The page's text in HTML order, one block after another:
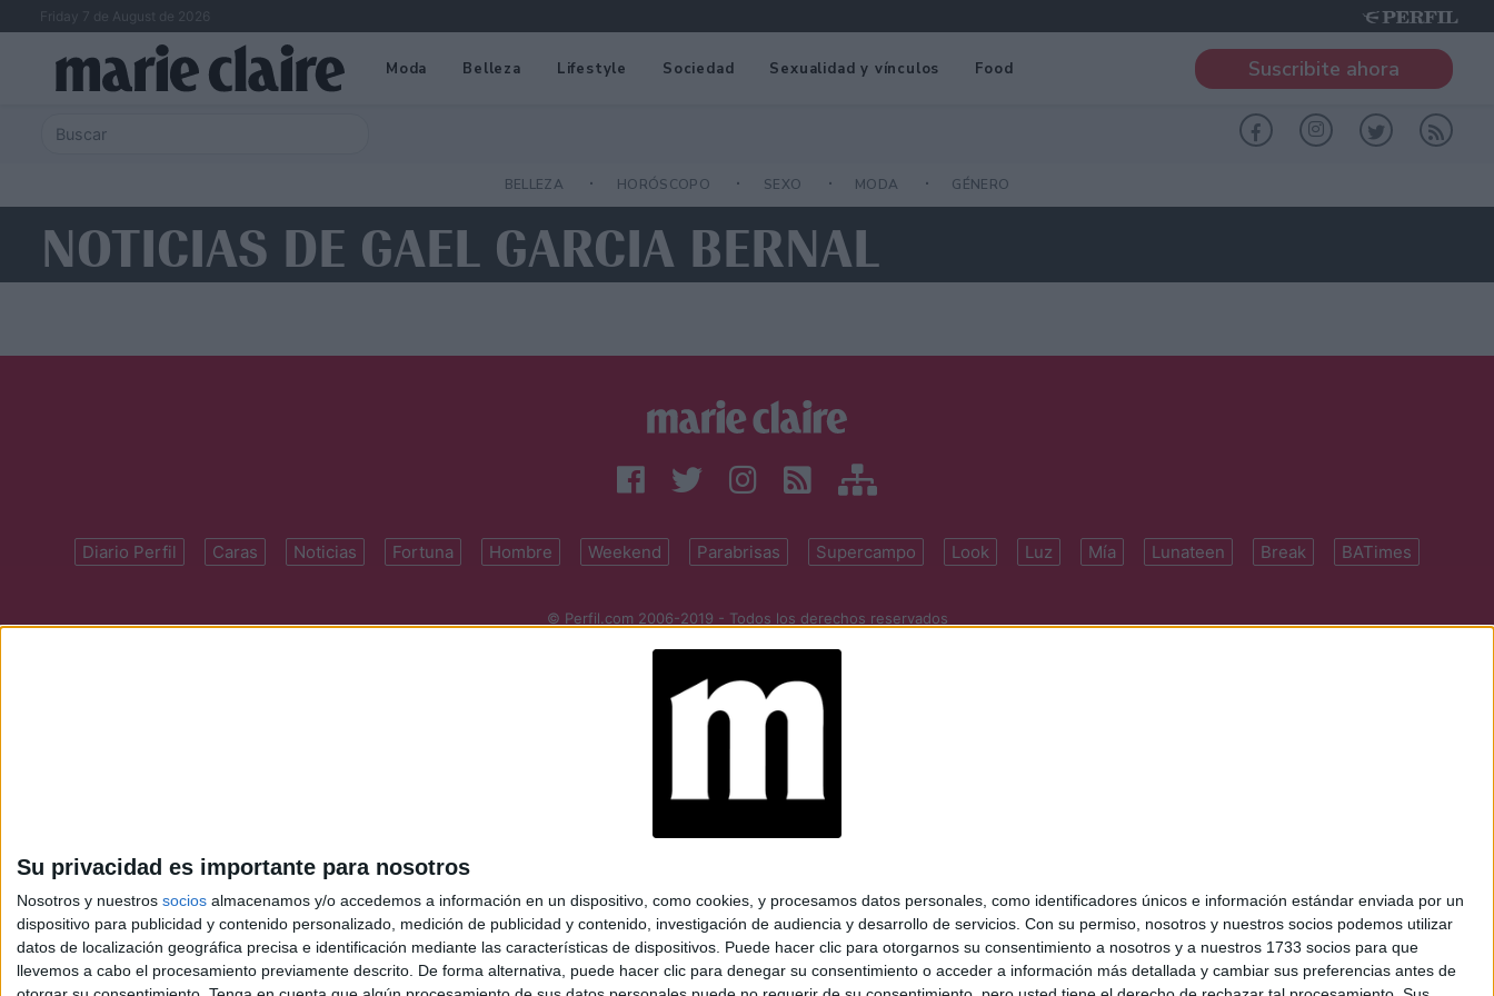
Su privacidad es importante para nosotros
Nosotros y nuestros socios almacenamos y/o accedemos a información en un dispositivo, como cookies, y procesamos datos personales, como identificadores únicos e información estándar enviada por un
dispositivo para publicidad y contenido personalizado, medición de publicidad y contenido, investigación de audiencia y desarrollo de servicios. Con su permiso, nosotros y nuestros socios podemos utilizar
datos de localización geográfica precisa e identificación mediante las características de dispositivos. Puede hacer clic para otorgarnos su consentimiento a nosotros y a nuestros 1733 socios para que
llevemos a cabo el procesamiento previamente descrito. De forma alternativa, puede hacer clic para denegar su consentimiento o acceder a información más detallada y cambiar sus preferencias antes de
Friday 7 de August de 2026
Moda Belleza Lifestyle Sociedad Sexualidad y vínculos Food Suscribite ahora
BELLEZA HORÓSCOPO SEXO MODA GÉNERO
NOTICIAS DE GAEL GARCIA BERNAL
Diario Perfil Caras Noticias Fortuna Hombre Weekend Parabrisas Supercampo Look Luz Mía Lunateen Break BATimes
© Perfil.com 2006-2019 - Todos los derechos reservados
perfilcom@perfil.com| Propietario: Diario Perfil S.A.